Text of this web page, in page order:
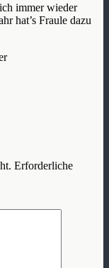
immer wieder
hat’s Fraule dazu
Erforderliche